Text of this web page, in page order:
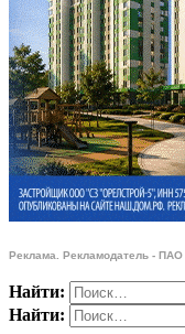
Реклама. Рекламодатель - ПАО
Найти:
Найти: